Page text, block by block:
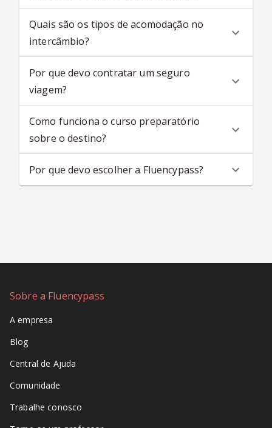
Quais são os tipos de acomodação no
intercâmbio?
Por que devo contratar um seguro
viagem?
Como funciona o curso preparatório
sobre o destino?
Por que devo escolher a Fluencypass?
Sobre a Fluencypass
A empresa
Blog
Central de Ajuda
Comunidade
Trabalhe conosco